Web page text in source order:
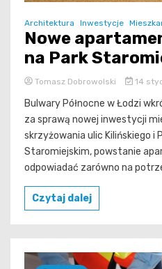
Architektura Inwestycje
Nowe
na Park
Tomasz Dobrowolski 14
Bulwary Północne w Łodzi
za sprawą nowej inwestycji
skrzyżowania ulic Kilińskiego i
Staromiejskim, powstanie
odpowiadać zarówno na
Czytaj dalej